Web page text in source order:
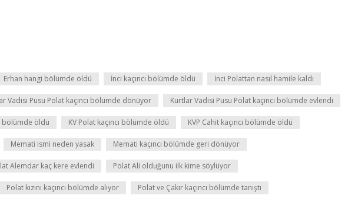
Erhan hangi bölümde öldü İnci kaçıncı bölümde öldü İnci Polattan nasıl hamile kaldı
Vadisi Pusu Polat kaçıncı bölümde dönüyor Kurtlar Vadisi Pusu Polat kaçıncı bölümde evlendi
bölümde öldü KV Polat kaçıncı bölümde öldü KVP Cahit kaçıncı bölümde öldü
Memati ismi neden yasak Memati kaçıncı bölümde geri dönüyor
Alemdar kaç kere evlendi Polat Ali olduğunu ilk kime söylüyor
Polat kızını kaçıncı bölümde alıyor Polat ve Çakır kaçıncı bölümde tanıştı